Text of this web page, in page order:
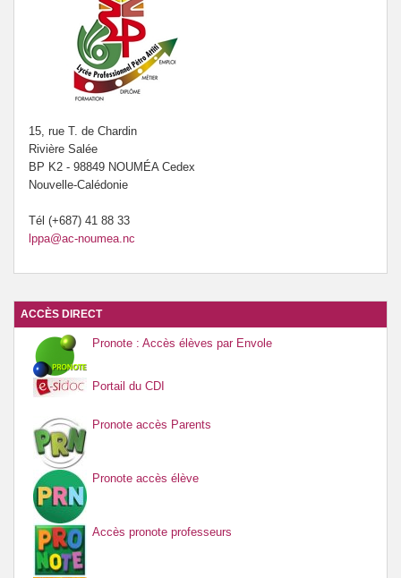
15, rue T. de Chardin
Rivière Salée
BP K2 - 98849 NOUMÉA Cedex
Nouvelle-Calédonie
Tél (+687) 41 88 33
lppa@ac-noumea.nc
ACCÈS DIRECT
Pronote : Accès élèves par Envole
Portail du CDI
Pronote accès Parents
Pronote accès élève
Accès pronote professeurs